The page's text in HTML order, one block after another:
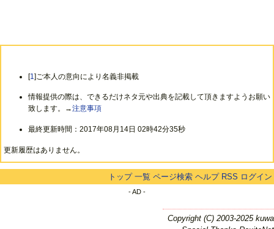
[1 ]ご本人の意向により名義非掲載
情報提供の際は、できるだけネタ元や出典を記載して頂きますようお願い
致します。→注意事項
最終更新時間：2017年08月14日 02時42分35秒
更新履歴はありません。
トップ 一覧 ページ検索 ヘルプ RSS ログイン
- AD -
Copyright (C) 2003-2025 kuwa